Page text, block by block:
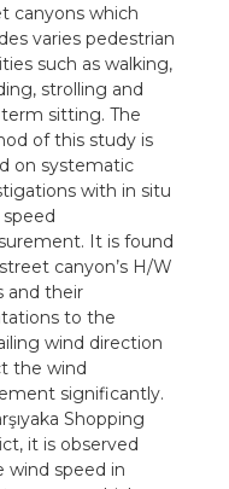
canyons which
varies pedestrian
such as walking,
strolling and
sitting. The
of this study is
on systematic
with in situ
It is found
canyon’s H/W
and their
to the
wind direction
the wind
significantly.
Shopping
it is observed
wind speed in